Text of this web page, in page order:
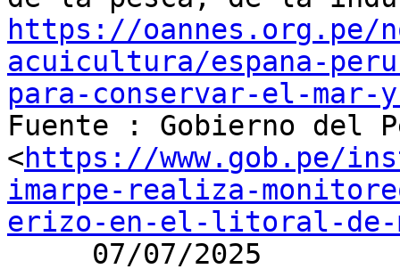
https://oannes.org.pe/
acuicultura/espana-
para-conservar-el-
Fuente : Gobierno del
<https://www.gob.pe/
imarpe-realiza-
erizo-en-el-litoral-de-